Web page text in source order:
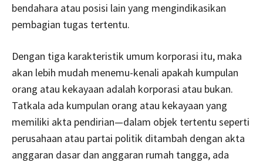
bendahara atau posisi lain yang mengindikasikan
pembagian tugas tertentu.
Dengan tiga karakteristik umum korporasi itu, maka
akan lebih mudah menemu-kenali apakah kumpulan
orang atau kekayaan adalah korporasi atau bukan.
Tatkala ada kumpulan orang atau kekayaan yang
memiliki akta pendirian—dalam objek tertentu seperti
perusahaan atau partai politik ditambah dengan akta
anggaran dasar dan anggaran rumah tangga, ada